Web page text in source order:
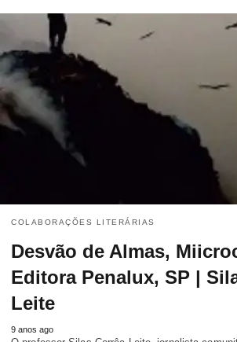
COLABORAÇÕES LITERÁRIAS
Desvão de Almas,
Editora Penalux, SP |
Leite
9 anos ago